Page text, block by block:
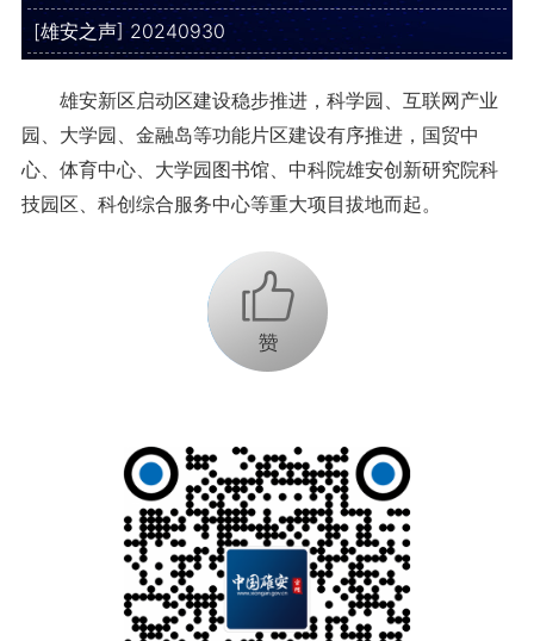
[雄安之声] 20240930
雄安新区启动区建设稳步推进，科学园、互联网产业
园、大学园、金融岛等功能片区建设有序推进，国贸中
心、体育中心、大学园图书馆、中科院雄安创新研究院科
技园区、科创综合服务中心等重大项目拔地而起。
+1